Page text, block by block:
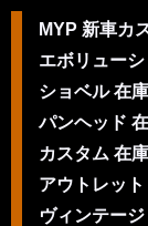
MYP 新車カ
エボリュー
ショベル 在
パンヘッド
カスタム 在
アウトレッ
ヴィンテー